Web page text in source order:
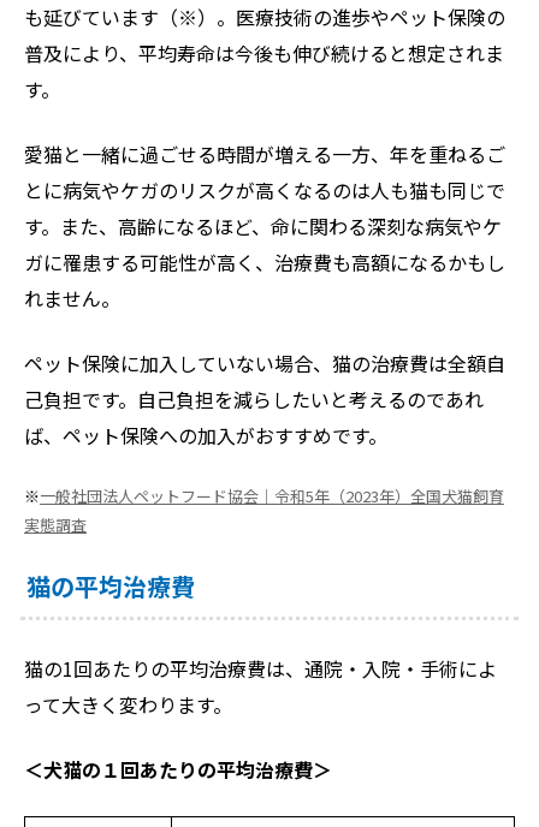
も延びています（※）。医療技術の進歩やペット保険の
普及により、平均寿命は今後も伸び続けると想定されま
す。
愛猫と一緒に過ごせる時間が増える一方、年を重ねるご
とに病気やケガのリスクが高くなるのは人も猫も同じで
す。また、高齢になるほど、命に関わる深刻な病気やケ
ガに罹患する可能性が高く、治療費も高額になるかもし
れません。
ペット保険に加入していない場合、猫の治療費は全額自
己負担です。自己負担を減らしたいと考えるのであれ
ば、ペット保険への加入がおすすめです。
※一般社団法人ペットフード協会｜令和5年（2023年）全国犬猫飼育
実態調査
猫の平均治療費
猫の1回あたりの平均治療費は、通院・入院・手術によ
って大きく変わります。
＜犬猫の１回あたりの平均治療費＞